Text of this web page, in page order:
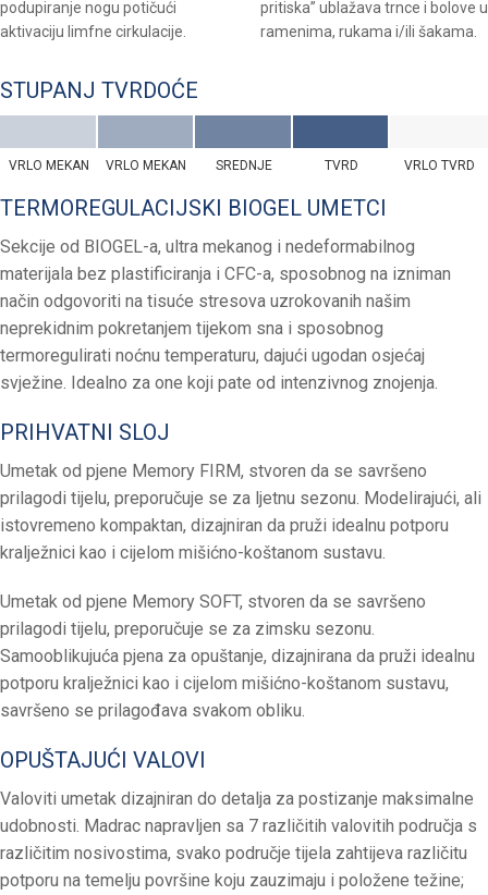
podupiranje nogu potičući
aktivaciju limfne cirkulacije.
pritiska” ublažava trnce i bolove u
ramenima, rukama i/ili šakama.
STUPANJ TVRDOĆE
VRLO MEKAN VRLO MEKAN SREDNJE TVRD VRLO TVRD
TERMOREGULACIJSKI BIOGEL UMETCI
Sekcije od BIOGEL-a, ultra mekanog i nedeformabilnog
materijala bez plastificiranja i CFC-a, sposobnog na izniman
način odgovoriti na tisuće stresova uzrokovanih našim
neprekidnim pokretanjem tijekom sna i sposobnog
termoregulirati noćnu temperaturu, dajući ugodan osjećaj
svježine. Idealno za one koji pate od intenzivnog znojenja.
PRIHVATNI SLOJ
Umetak od pjene Memory FIRM, stvoren da se savršeno
prilagodi tijelu, preporučuje se za ljetnu sezonu. Modelirajući, ali
istovremeno kompaktan, dizajniran da pruži idealnu potporu
kralježnici kao i cijelom mišićno-koštanom sustavu.
Umetak od pjene Memory SOFT, stvoren da se savršeno
prilagodi tijelu, preporučuje se za zimsku sezonu.
Samooblikujuća pjena za opuštanje, dizajnirana da pruži idealnu
potporu kralježnici kao i cijelom mišićno-koštanom sustavu,
savršeno se prilagođava svakom obliku.
OPUŠTAJUĆI VALOVI
Valoviti umetak dizajniran do detalja za postizanje maksimalne
udobnosti. Madrac napravljen sa 7 različitih valovitih područja s
različitim nosivostima, svako područje tijela zahtijeva različitu
potporu na temelju površine koju zauzimaju i položene težine;